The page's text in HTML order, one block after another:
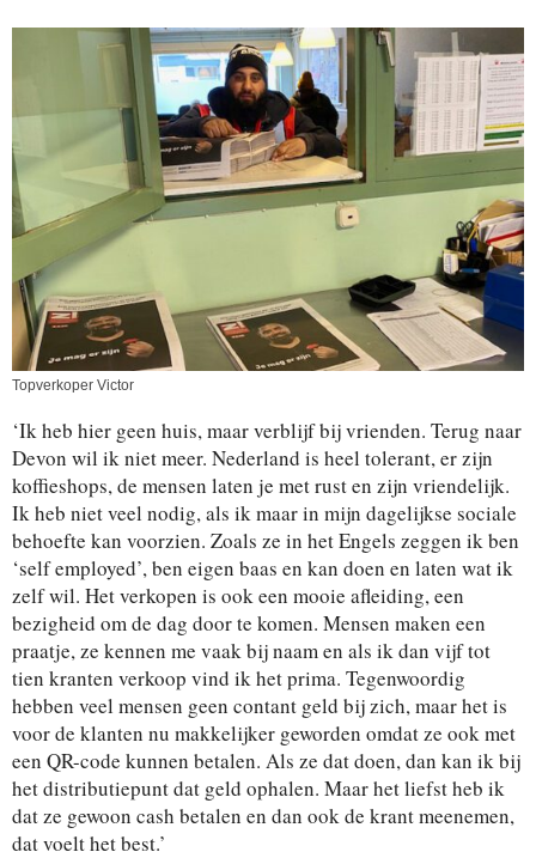
Topverkoper Victor
‘Ik heb hier geen huis, maar verblijf bij vrienden. Terug naar
Devon wil ik niet meer. Nederland is heel tolerant, er zijn
koffieshops, de mensen laten je met rust en zijn vriendelijk.
Ik heb niet veel nodig, als ik maar in mijn dagelijkse sociale
behoefte kan voorzien. Zoals ze in het Engels zeggen ik ben
‘self employed’, ben eigen baas en kan doen en laten wat ik
zelf wil. Het verkopen is ook een mooie afleiding, een
bezigheid om de dag door te komen. Mensen maken een
praatje, ze kennen me vaak bij naam en als ik dan vijf tot
tien kranten verkoop vind ik het prima. Tegenwoordig
hebben veel mensen geen contant geld bij zich, maar het is
voor de klanten nu makkelijker geworden omdat ze ook met
een QR-code kunnen betalen. Als ze dat doen, dan kan ik bij
het distributiepunt dat geld ophalen. Maar het liefst heb ik
dat ze gewoon cash betalen en dan ook de krant meenemen,
dat voelt het best.’